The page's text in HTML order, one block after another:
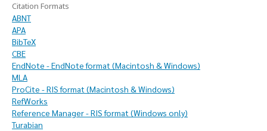
Citation Formats
ABNT
APA
BibTeX
CBE
EndNote - EndNote format (Macintosh & Windows)
MLA
ProCite - RIS format (Macintosh & Windows)
RefWorks
Reference Manager - RIS format (Windows only)
Turabian